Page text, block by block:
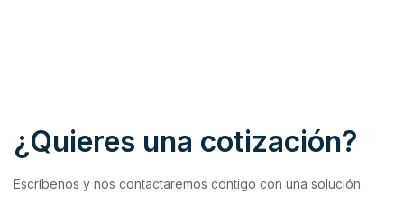
¿Quieres una cotización?
Escríbenos y nos contactaremos contigo con una solución